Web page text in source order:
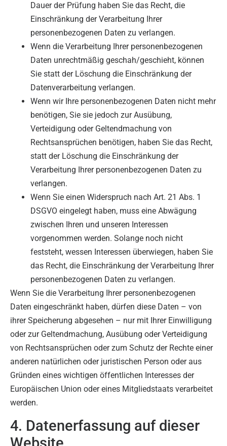
Dauer der Prüfung haben Sie das Recht, die
Einschränkung der Verarbeitung Ihrer
personenbezogenen Daten zu verlangen.
Wenn die Verarbeitung Ihrer personenbezogenen
Daten unrechtmäßig geschah/geschieht, können
Sie statt der Löschung die Einschränkung der
Datenverarbeitung verlangen.
Wenn wir Ihre personenbezogenen Daten nicht mehr
benötigen, Sie sie jedoch zur Ausübung,
Verteidigung oder Geltendmachung von
Rechtsansprüchen benötigen, haben Sie das Recht,
statt der Löschung die Einschränkung der
Verarbeitung Ihrer personenbezogenen Daten zu
verlangen.
Wenn Sie einen Widerspruch nach Art. 21 Abs. 1
DSGVO eingelegt haben, muss eine Abwägung
zwischen Ihren und unseren Interessen
vorgenommen werden. Solange noch nicht
feststeht, wessen Interessen überwiegen, haben Sie
das Recht, die Einschränkung der Verarbeitung Ihrer
personenbezogenen Daten zu verlangen.
Wenn Sie die Verarbeitung Ihrer personenbezogenen
Daten eingeschränkt haben, dürfen diese Daten – von
ihrer Speicherung abgesehen – nur mit Ihrer Einwilligung
oder zur Geltendmachung, Ausübung oder Verteidigung
von Rechtsansprüchen oder zum Schutz der Rechte einer
anderen natürlichen oder juristischen Person oder aus
Gründen eines wichtigen öffentlichen Interesses der
Europäischen Union oder eines Mitgliedstaats verarbeitet
werden.
4. Datenerfassung auf dieser